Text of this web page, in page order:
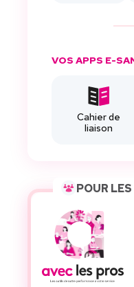
VOS APPS E-
Cahier de
liaison
POUR